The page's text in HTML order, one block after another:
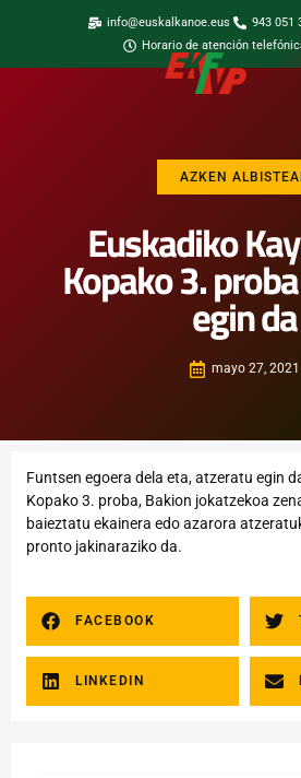
info@euskalkanoe.eus 943 051
Horario de atención
AZKEN
Euskadiko
Kopako 3.
egin da
mayo 27, 2021
Funtsen egoera dela eta, atzeratu egin
Kopako 3. proba, Bakion jokatzekoa
baieztatu ekainera edo azarora
pronto jakinaraziko da.
FACEBOOK
LINKEDIN